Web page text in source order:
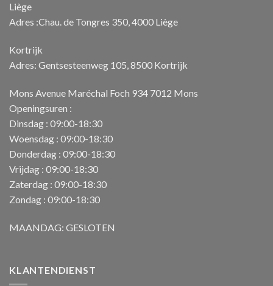
Liège
Adres :Chau. de Tongres 350, 4000 Liège
Kortrijk
Adres: Gentsesteenweg 105, 8500 Kortrijk
Mons Avenue Maréchal Foch 934 7012 Mons
Openingsuren :
Dinsdag : 09:00-18:30
Woensdag : 09:00-18:30
Donderdag : 09:00-18:30
Vrijdag : 09:00-18:30
Zaterdag : 09:00-18:30
Zondag : 09:00-18:30
MAANDAG: GESLOTEN
KLANTENDIENST